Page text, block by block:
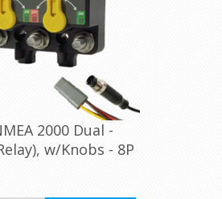
2000 Dual -
w/Knobs - 8P